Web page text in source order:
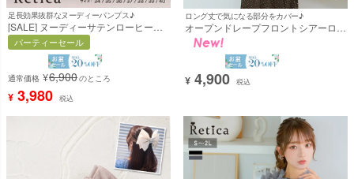
足長効果抜群なヌーディーパンプス♪
[SALE] ヌーディーサテンローヒール
アンクルストラップパンプス (ベージ
ュ) (5cmヒール) [Retica/レティカ]
パーティーセール
通常価格 ¥6,900のところ
¥ 3,980 税込
ロング丈で気になる部分をカバー♪
オープンドレープフロントシアーロン
グカーディガン結婚式 二次会(Mサイ
ズ) [Retica/レティカ]
¥ 4,900 税込